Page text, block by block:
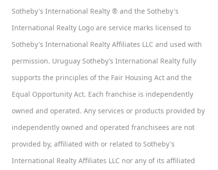
Sotheby's International Realty ® and the Sotheby's
International Realty Logo are service marks licensed to
Sotheby's International Realty Affiliates LLC and used with
permission. Uruguay Sotheby’s International Realty fully
supports the principles of the Fair Housing Act and the
Equal Opportunity Act. Each franchise is independently
owned and operated. Any services or products provided by
independently owned and operated franchisees are not
provided by, affiliated with or related to Sotheby's
International Realty Affiliates LLC nor any of its affiliated